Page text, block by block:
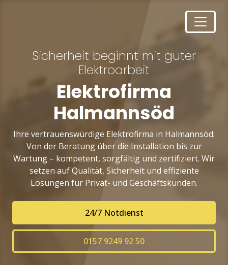
Sicherheit beginnt mit guter
Elektroarbeit
Elektrofirma
Halmannsöd
Ihre vertrauenswürdige Elektrofirma in Halmannsöd:
Von der Beratung über die Installation bis zur
Wartung – kompetent, sorgfältig und zertifiziert. Wir
setzen auf Qualität, Sicherheit und effiziente
Lösungen für Privat- und Geschäftskunden.
24/7 Notdienst
0157 9249 92 50